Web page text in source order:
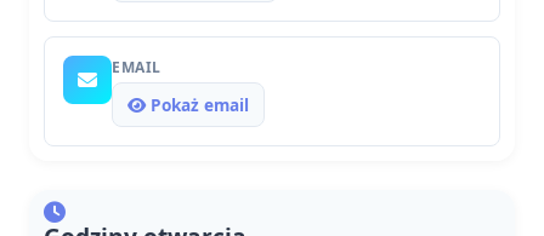
EMAIL
Pokaż email